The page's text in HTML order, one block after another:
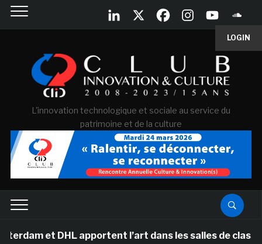
LOGIN
L'innovation technologique et sociale au service du
patrimoine et de la culture
DHL apportent l’art dans les salles de classe des